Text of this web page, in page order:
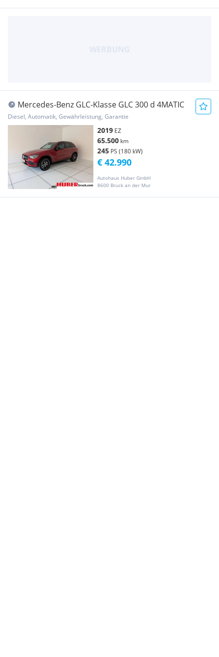
Mercedes-Benz GLC-Klasse GLC 300 d 4MATIC
Diesel, Automatik, Gewährleistung, Garantie
2019 EZ
65.500 km
245 PS (180 kW)
Autohaus Huber GmbH
8600 Bruck an der Mur
€ 42.990